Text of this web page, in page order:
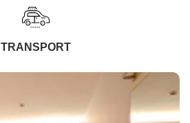
TRANSPORT